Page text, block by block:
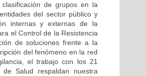
de grupos en la
del sector público y
internas y externas de la
el Control de la Resistencia
de soluciones frente a la
del fenómeno en la red
el trabajo con los 21
Salud respaldan nuestra